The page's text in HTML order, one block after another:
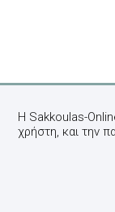
Η Sakkoulas-
χρήστη, και την